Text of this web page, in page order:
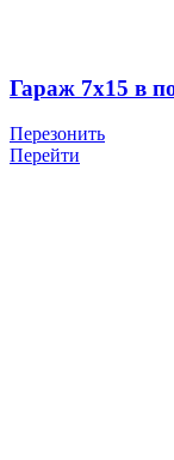
Гараж 7х15 в
Перезонить
Перейти